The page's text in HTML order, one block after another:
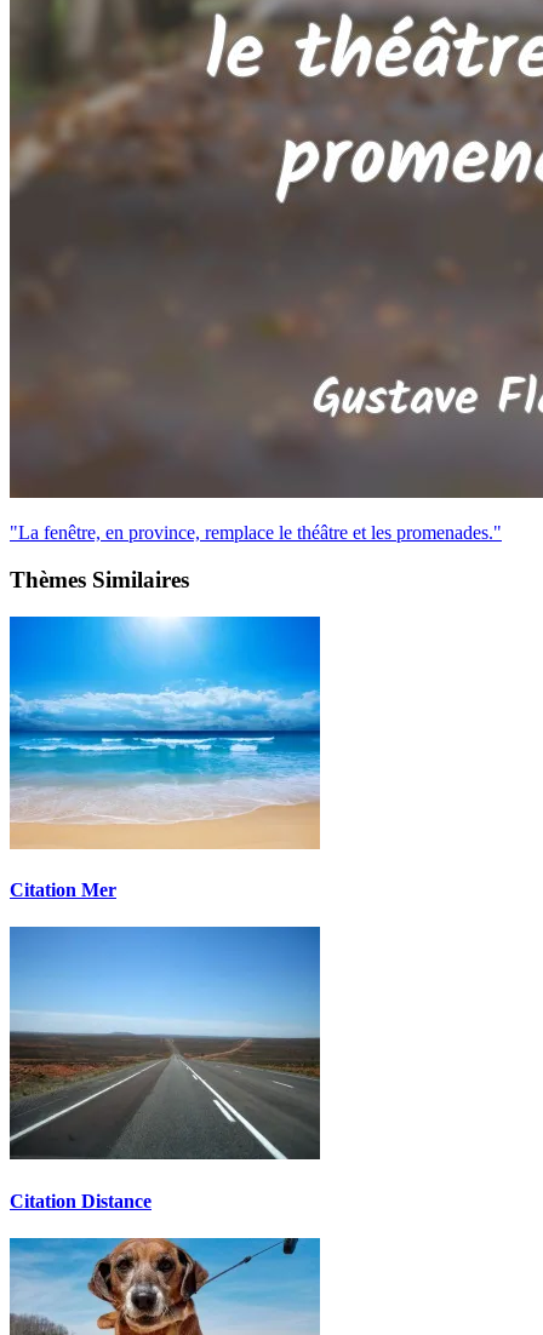
"La fenêtre, en province, remplace le théâtre et les promenades."
Thèmes Similaires
Citation Mer
Citation Distance